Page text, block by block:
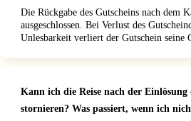
Die Rückgabe des Gutscheins nach dem
ausgeschlossen. Bei Verlust des
Unlesbarkeit verliert der Gutschein seine
Kann ich die Reise nach der Einlösung
stornieren? Was passiert, wenn ich